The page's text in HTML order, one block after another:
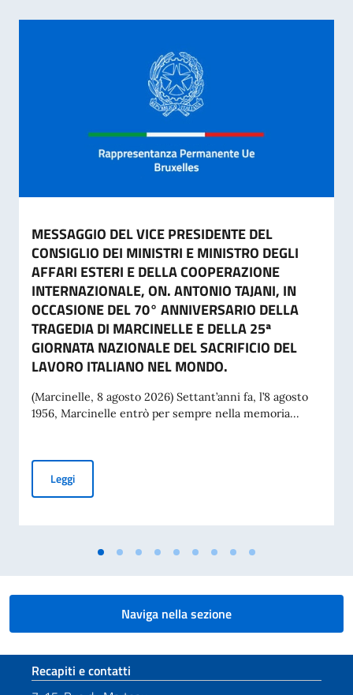
MESSAGGIO DEL VICE PRESIDENTE DEL
CONSIGLIO DEI MINISTRI E MINISTRO DEGLI
AFFARI ESTERI E DELLA COOPERAZIONE
INTERNAZIONALE, ON. ANTONIO TAJANI, IN
OCCASIONE DEL 70° ANNIVERSARIO DELLA
TRAGEDIA DI MARCINELLE E DELLA 25ª
GIORNATA NAZIONALE DEL SACRIFICIO DEL
LAVORO ITALIANO NEL MONDO.
(Marcinelle, 8 agosto 2026) Settant’anni fa, l’8 agosto
1956, Marcinelle entrò per sempre nella memoria...
LeggiMESSAGGIO DEL VICE PRESIDENTE DEL CONSIGLIO DEI
Naviga nella sezione
Sezione footer
Recapiti e contatti